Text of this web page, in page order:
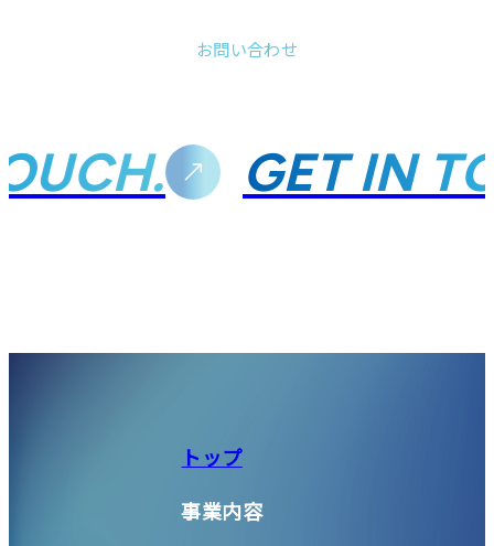
お問い合わせ
GET IN
トップ
事業内容